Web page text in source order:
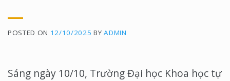
POSTED ON 12/10/2025 BYADMIN
Sáng ngày 10/10, Trường Đại học Khoa học tự